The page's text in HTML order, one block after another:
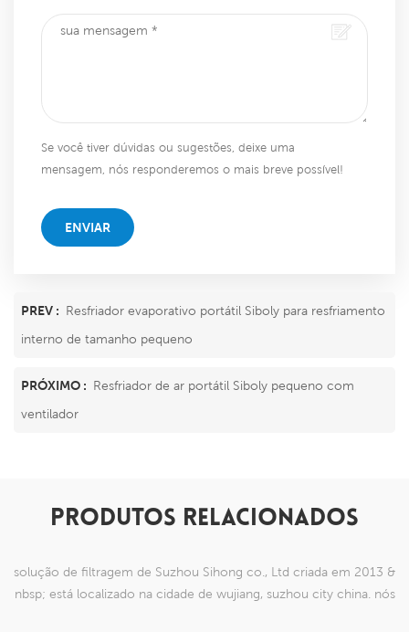
Se você tiver dúvidas ou sugestões, deixe uma
mensagem, nós responderemos o mais breve possível!
ENVIAR
PREV : Resfriador evaporativo portátil Siboly para resfriamento
interno de tamanho pequeno
PRÓXIMO : Resfriador de ar portátil Siboly pequeno com
ventilador
PRODUTOS RELACIONADOS
solução de filtragem de Suzhou Sihong co., Ltd criada em 2013 &
nbsp; está localizado na cidade de wujiang, suzhou city china. nós